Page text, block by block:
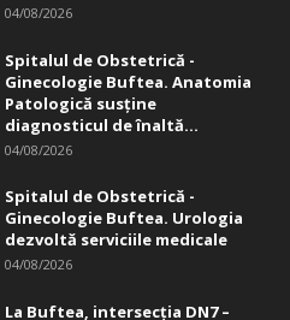
04/08/2026
Spitalul de Obstetrică -
Ginecologie Buftea. Anatomia
Patologică susţine
diagnosticul de înaltă...
04/08/2026
Spitalul de Obstetrică -
Ginecologie Buftea. Urologia
dezvoltă serviciile medicale
04/08/2026
La Buftea, intersecţia DN7 –